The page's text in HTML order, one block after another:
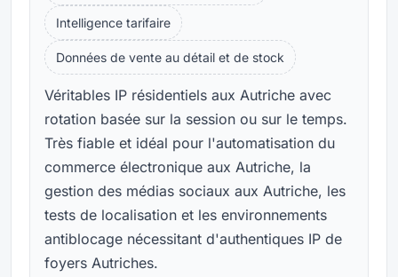
Intelligence tarifaire
Données de vente au détail et de stock
Véritables IP résidentiels aux Autriche avec
rotation basée sur la session ou sur le temps.
Très fiable et idéal pour l'automatisation du
commerce électronique aux Autriche, la
gestion des médias sociaux aux Autriche, les
tests de localisation et les environnements
antiblocage nécessitant d'authentiques IP de
foyers Autriches.